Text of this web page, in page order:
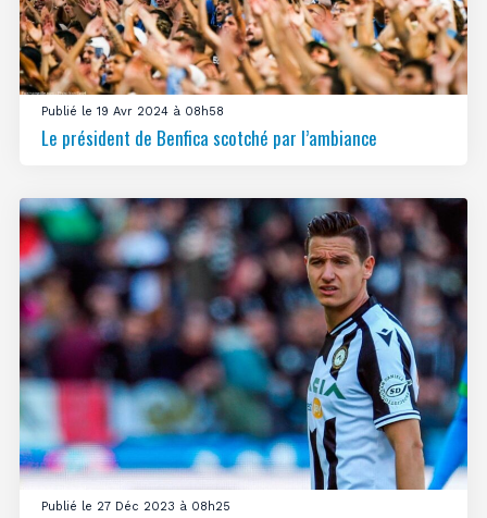
Publié le 19 Avr 2024 à 08h58
Le président de Benfica scotché par l’ambiance
Publié le 27 Déc 2023 à 08h25